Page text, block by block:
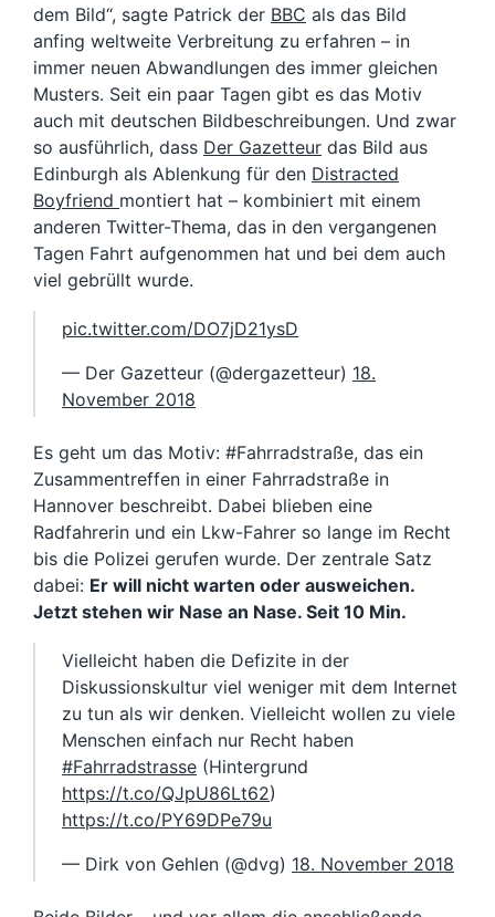
dem Bild“, sagte Patrick der BBC als das Bild
anfing weltweite Verbreitung zu erfahren – in
immer neuen Abwandlungen des immer gleichen
Musters. Seit ein paar Tagen gibt es das Motiv
auch mit deutschen Bildbeschreibungen. Und zwar
so ausführlich, dass Der Gazetteur das Bild aus
Edinburgh als Ablenkung für den Distracted
Boyfriend montiert hat – kombiniert mit einem
anderen Twitter-Thema, das in den vergangenen
Tagen Fahrt aufgenommen hat und bei dem auch
viel gebrüllt wurde.
pic.twitter.com/DO7jD21ysD
— Der Gazetteur (@dergazetteur) 18.
November 2018
Es geht um das Motiv: #Fahrradstraße, das ein
Zusammentreffen in einer Fahrradstraße in
Hannover beschreibt. Dabei blieben eine
Radfahrerin und ein Lkw-Fahrer so lange im Recht
bis die Polizei gerufen wurde. Der zentrale Satz
dabei: Er will nicht warten oder ausweichen.
Jetzt stehen wir Nase an Nase. Seit 10 Min.
Vielleicht haben die Defizite in der
Diskussionskultur viel weniger mit dem Internet
zu tun als wir denken. Vielleicht wollen zu viele
Menschen einfach nur Recht haben
#Fahrradstrasse (Hintergrund
https://t.co/QJpU86Lt62)
https://t.co/PY69DPe79u
— Dirk von Gehlen (@dvg) 18. November 2018